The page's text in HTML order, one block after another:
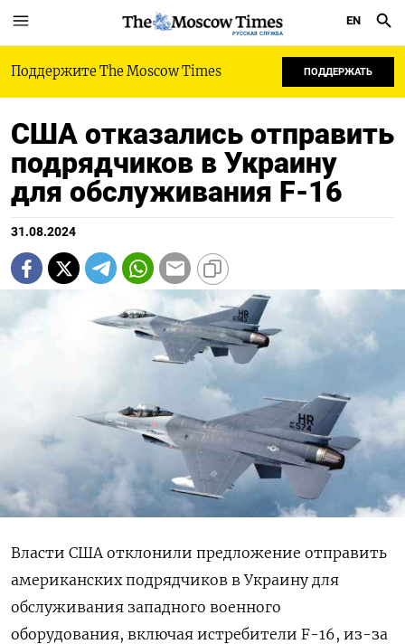
РУССКАЯ СЛУЖБА
EN
Поддержите The Moscow Times ПОДДЕРЖАТЬ
США отказались отправить
подрядчиков в Украину
для обслуживания F-16
31.08.2024
Власти США отклонили предложение отправить
американских подрядчиков в Украину для
обслуживания западного военного
оборудования, включая истребители F-16, из-за